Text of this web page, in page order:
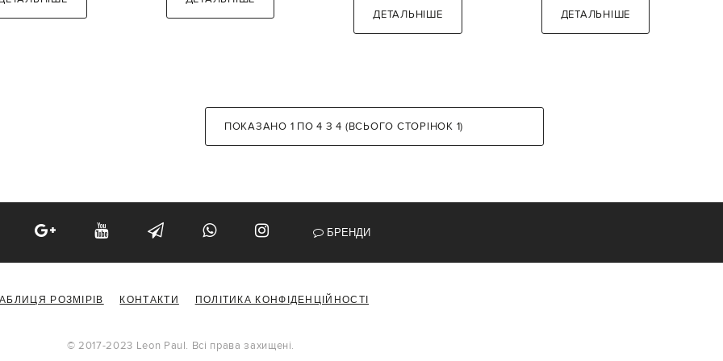
ДЕТАЛЬНІШЕ
ДЕТАЛЬНІШЕ
ПОКАЗАНО 1 ПО 4 З 4 (ВСЬОГО СТОРІНОК 1)
БРЕНДИ
РОЗМІРІВ КОНТАКТИ ПОЛІТИКА КОНФІДЕНЦІЙНОСТІ
© 2017-2023 Leon Paul. Всі права захищені.